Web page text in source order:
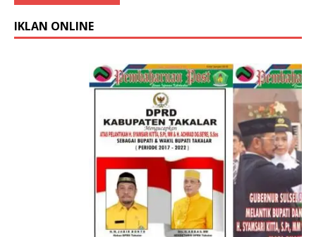
IKLAN ONLINE